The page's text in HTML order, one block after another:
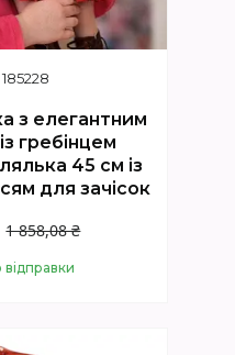
185228
з елегантним
гребінцем
45 см із
для зачісок
1 858,08 ₴
відправки